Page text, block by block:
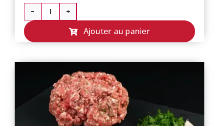
quantité
CHIPOLATAS
HERBES
Ajouter au panier